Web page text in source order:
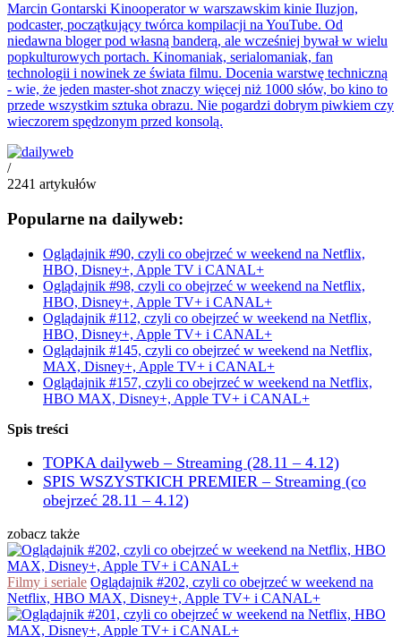
Marcin Gontarski Kinooperator w warszawskim kinie Iluzjon,
podcaster, początkujący twórca kompilacji na YouTube. Od
niedawna bloger pod własną banderą, ale wcześniej bywał w wielu
popkulturowych portach. Kinomaniak, serialomaniak, fan
technologii i nowinek ze świata filmu. Docenia warstwę techniczną
- wie, że jeden master-shot znaczy więcej niż 1000 słów, bo kino to
przede wszystkim sztuka obrazu. Nie pogardzi dobrym piwkiem czy
wieczorem spędzonym przed konsolą.
/
2241 artykułów
Popularne na dailyweb:
Oglądajnik #90, czyli co obejrzeć w weekend na Netflix,
HBO, Disney+, Apple TV i CANAL+
Oglądajnik #98, czyli co obejrzeć w weekend na Netflix,
HBO, Disney+, Apple TV+ i CANAL+
Oglądajnik #112, czyli co obejrzeć w weekend na Netflix,
HBO, Disney+, Apple TV+ i CANAL+
Oglądajnik #145, czyli co obejrzeć w weekend na Netflix,
MAX, Disney+, Apple TV+ i CANAL+
Oglądajnik #157, czyli co obejrzeć w weekend na Netflix,
HBO MAX, Disney+, Apple TV+ i CANAL+
Spis treści
TOPKA dailyweb – Streaming (28.11 – 4.12)
SPIS WSZYSTKICH PREMIER – Streaming (co
obejrzeć 28.11 – 4.12)
zobacz także
Filmy i seriale Oglądajnik #202, czyli co obejrzeć w weekend na
Netflix, HBO MAX, Disney+, Apple TV+ i CANAL+